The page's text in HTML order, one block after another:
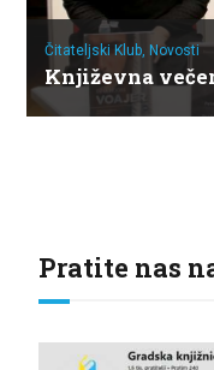
Čitateljski Klub, Novosti
Književna
Pratite nas